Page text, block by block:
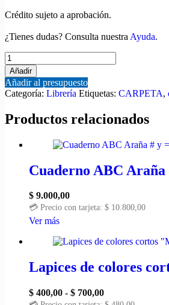
Crédito sujeto a aprobación.
¿Tienes dudas? Consulta nuestra Ayuda.
Añadir
Añadir al presupuesto
Categoría: Librería Etiquetas: CARPETA,
Productos relacionados
Cuaderno ABC
$ 9.000,00
💳 Precio con tarjeta: $ 10.800,00
Ver más
Lapices de colores
$ 400,00 - $ 700,00